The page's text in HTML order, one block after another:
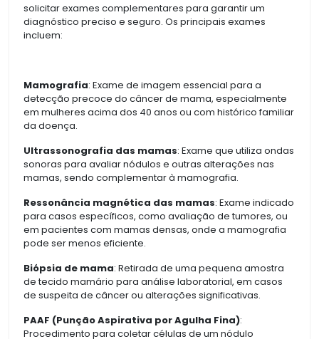
solicitar exames complementares para garantir um
diagnóstico preciso e seguro. Os principais exames
incluem:
Mamografia: Exame de imagem essencial para a
detecção precoce do câncer de mama, especialmente
em mulheres acima dos 40 anos ou com histórico familiar
da doença.
Ultrassonografia das mamas: Exame que utiliza ondas
sonoras para avaliar nódulos e outras alterações nas
mamas, sendo complementar à mamografia.
Ressonância magnética das mamas: Exame indicado
para casos específicos, como avaliação de tumores, ou
em pacientes com mamas densas, onde a mamografia
pode ser menos eficiente.
Biópsia de mama: Retirada de uma pequena amostra
de tecido mamário para análise laboratorial, em casos
de suspeita de câncer ou alterações significativas.
PAAF (Punção Aspirativa por Agulha Fina):
Procedimento para coletar células de um nódulo